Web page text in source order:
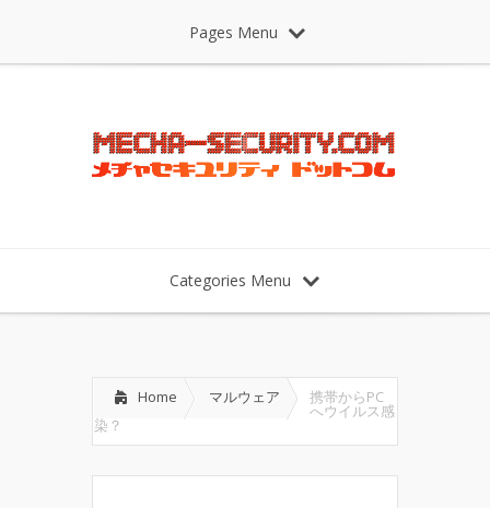
Pages Menu
Categories Menu
Home マルウェア 携帯からPC
へウイルス感
染？